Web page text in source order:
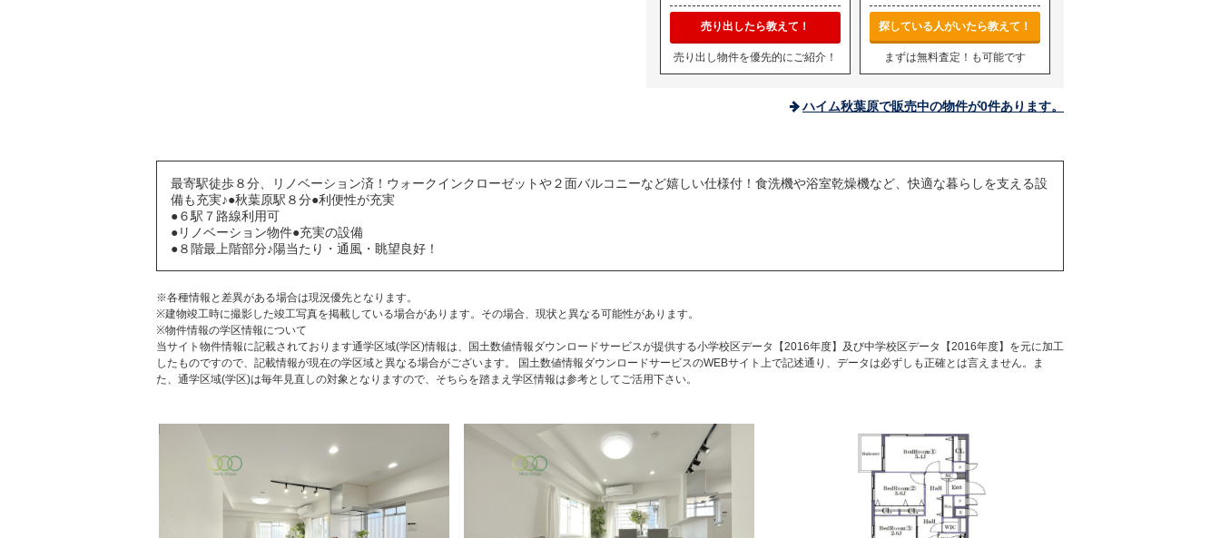
売り出したら教えて！
売り出し物件を優先的にご紹介！
探している人がいたら教えて！
まずは無料査定！も可能です
ハイム秋葉原で販売中の物件が0件あります。
最寄駅徒歩８分、リノベーション済！ウォークインクローゼットや２面バルコニーなど嬉しい仕様付！食洗機や浴室乾燥機など、快適な暮らしを支える設
備も充実♪●秋葉原駅８分●利便性が充実
●６駅７路線利用可
●リノベーション物件●充実の設備
●８階最上階部分♪陽当たり・通風・眺望良好！
※各種情報と差異がある場合は現況優先となります。
※建物竣工時に撮影した竣工写真を掲載している場合があります。その場合、現状と異なる可能性があります。
※物件情報の学区情報について
当サイト物件情報に記載されております通学区域(学区)情報は、国土数値情報ダウンロードサービスが提供する小学校区データ【2016年度】及び中学校区データ【2016年度】を元に加工
したものですので、記載情報が現在の学区域と異なる場合がございます。 国土数値情報ダウンロードサービスのWEBサイト上で記述通り、データは必ずしも正確とは言えません。ま
た、通学区域(学区)は毎年見直しの対象となりますので、そちらを踏まえ学区情報は参考としてご活用下さい。